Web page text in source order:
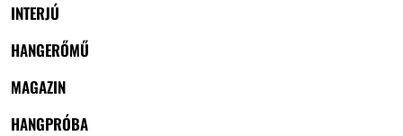
INTERJÚ
HANGERŐMŰ
MAGAZIN
HANGPRÓBA